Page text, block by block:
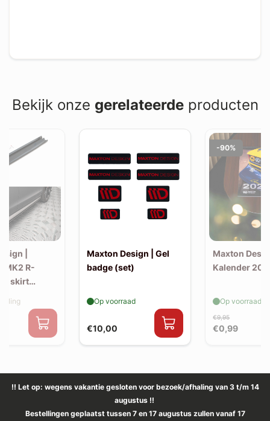
Bekijk onze gerelateerdeproducten
|
MK2 R-
skirt
Maxton Design | Gel
badge (set)
€10,00
Op voorraad
-90%
Maxton
Kalender
€9,95
€0,99
Op voorraad
!! Let op: wegens vakantie gesloten voor bezoek/afhaling van 3 t/m 14
augustus !!
Bestellingen geplaatst tussen 7 en 17 augustus zullen vanaf 17